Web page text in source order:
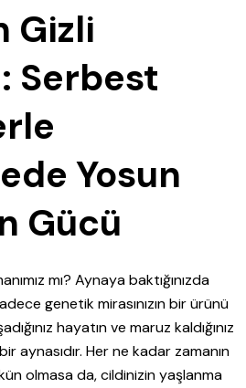
Gizli
Serbest
Yosun
Gücü
mı? Aynaya baktığınızda
genetik mirasınızın bir ürünü
hayatın ve maruz kaldığınız
aynasıdır. Her ne kadar zamanın
olmasa da, cildinizin yaşlanma